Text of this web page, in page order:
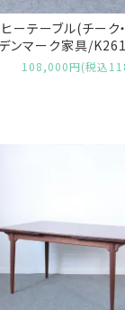
ーテーブル(チーク
ンマーク家具/
108,000円(税込